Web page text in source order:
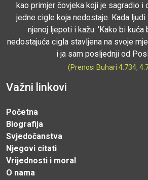
kao primjer čovjeka koji je sagradio i
jedne cigle koja nedostaje. Kada
njenoj ljepoti i kažu: 'Kako bi kuća
nedostajuća cigla stavljena na svoje
i ja sam posljednji od
(Prenosi Buhari 4.734,
Važni linkovi
Početna
Biografija
Svjedočanstva
Njegovi citati
Vrijednosti i moral
O nama